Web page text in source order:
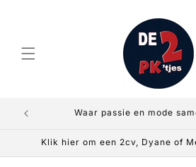
Waar passie en mode
Klik hier om een 2cv, Dyane of